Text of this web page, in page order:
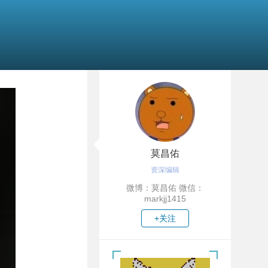
莫昌佑
资深编辑
微博：莫昌佑 微信：
markjj1415
+关注